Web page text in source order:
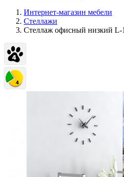
Интернет-магазин мебели
Стеллажи
Стеллаж офисный низкий L-